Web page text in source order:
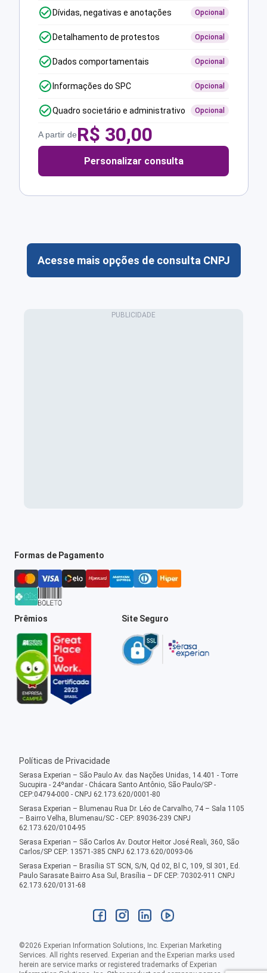
Dívidas, negativas e anotações Opcional
Detalhamento de protestos Opcional
Dados comportamentais Opcional
Informações do SPC Opcional
Quadro societário e administrativo Opcional
A partir deR$ 30,00
Personalizar consulta
Acesse mais opções de consulta CNPJ
Formas de Pagamento
Prêmios Site Seguro
Políticas de Privacidade
Serasa Experian – São Paulo Av. das Nações Unidas, 14.401 - Torre
Sucupira - 24ºandar - Chácara Santo Antônio, São Paulo/SP -
CEP:04794-000 - CNPJ 62.173.620/0001-80
Serasa Experian – Blumenau Rua Dr. Léo de Carvalho, 74 – Sala 1105
– Bairro Velha, Blumenau/SC - CEP: 89036-239 CNPJ
62.173.620/0104-95
Serasa Experian – São Carlos Av. Doutor Heitor José Reali, 360, São
Carlos/SP CEP: 13571-385 CNPJ 62.173.620/0093-06
Serasa Experian – Brasília ST SCN, S/N, Qd 02, Bl C, 109, Sl 301, Ed.
Paulo Sarasate Bairro Asa Sul, Brasília – DF CEP: 70302-911 CNPJ
62.173.620/0131-68
©2026 Experian Information Solutions, Inc. Experian Marketing
Services. All rights reserved. Experian and the Experian marks used
herein are service marks or registered trademarks of Experian